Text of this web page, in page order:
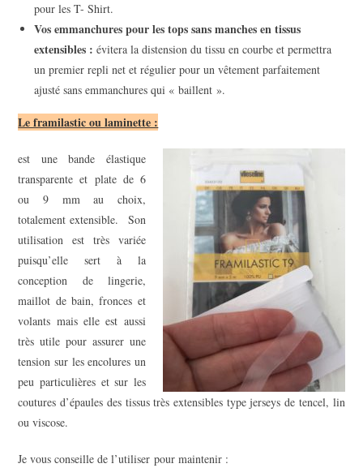
pour les T- Shirt.
Vos emmanchures pour les tops sans manches en tissus
extensibles : évitera la distension du tissu en courbe et permettra
un premier repli net et régulier pour un vêtement parfaitement
ajusté sans emmanchures qui « baillent ».
Le framilastic ou laminette :
est une bande élastique
transparente et plate de 6
ou 9 mm au choix,
totalement extensible. Son
utilisation est très variée
puisqu’elle sert à la
conception de lingerie,
maillot de bain, fronces et
volants mais elle est aussi
très utile pour assurer une
tension sur les encolures un
peu particulières et sur les
coutures d’épaules des tissus très extensibles type jerseys de tencel, lin
ou viscose.
Je vous conseille de l’utiliser pour maintenir :